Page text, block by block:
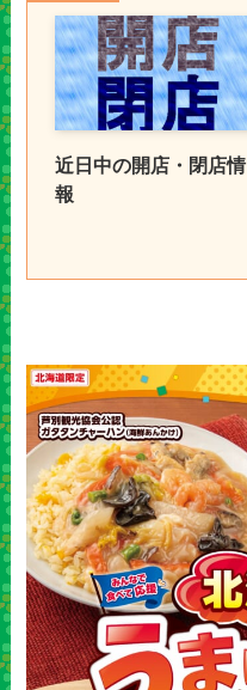
近日中の開店・閉店情
報